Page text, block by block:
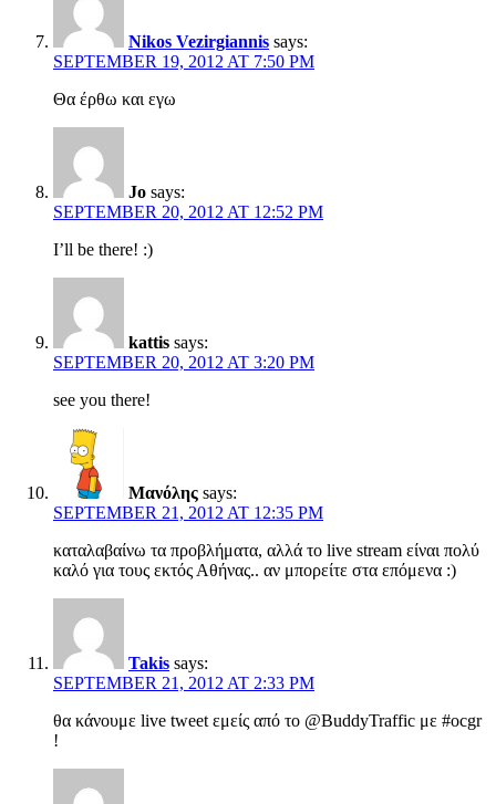
Nikos Vezirgiannis says:
SEPTEMBER 19, 2012 AT 7:50 PM
Θα έρθω και εγω
Jo says:
SEPTEMBER 20, 2012 AT 12:52 PM
I’ll be there! :)
kattis says:
SEPTEMBER 20, 2012 AT 3:20 PM
see you there!
Μανόλης says:
SEPTEMBER 21, 2012 AT 12:35 PM
καταλαβαίνω τα προβλήματα, αλλά το live stream είναι πολύ
καλό για τους εκτός Αθήνας.. αν μπορείτε στα επόμενα :)
Takis says:
SEPTEMBER 21, 2012 AT 2:33 PM
θα κάνουμε live tweet εμείς από το @BuddyTraffic με #ocgr
!